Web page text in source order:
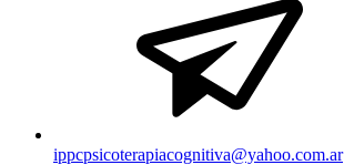
ippcpsicoterapiacognitiva@yahoo.com.ar